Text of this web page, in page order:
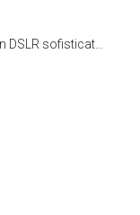
DSLR sofisticat…